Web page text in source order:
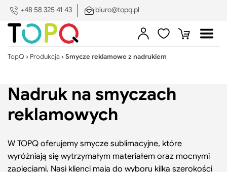
+48 58 325 41 43 biuro@topq.pl
Zaloguj
się
UlubioneKoszyk
Search:
PL DE EN ESSV
Sklep
Druk i znakowanie
podmenu
Portfolio
TopQ › Produkcja ›Smycze reklamowe z nadrukiem
Nadruk na smyczach
reklamowych
W TOPQ oferujemy smycze sublimacyjne, które
wyróżniają się wytrzymałym materiałem oraz mocnymi
zapięciami. Nasi klienci mają do wyboru kilka szerokości